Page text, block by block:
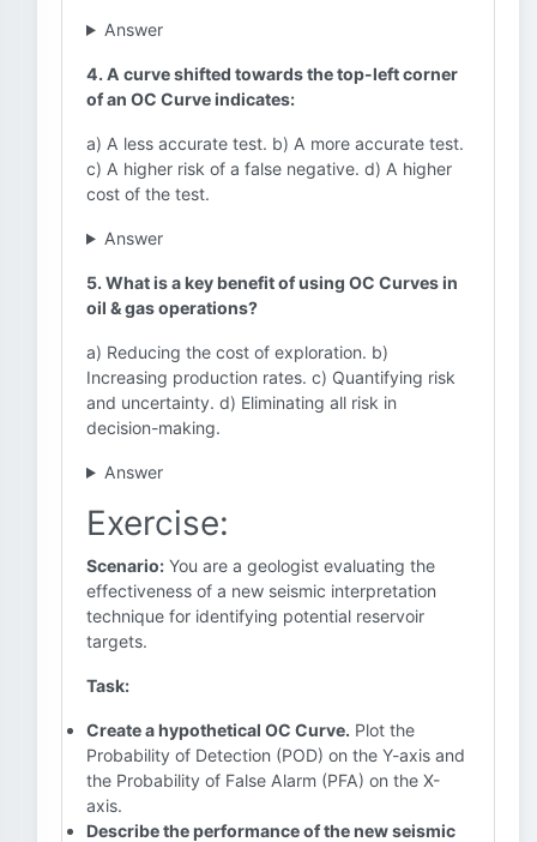
Answer
4. A curve shifted towards the top-left corner
of an OC Curve indicates:
a) A less accurate test. b) A more accurate test.
c) A higher risk of a false negative. d) A higher
cost of the test.
Answer
5. What is a key benefit of using OC Curves in
oil & gas operations?
a) Reducing the cost of exploration. b)
Increasing production rates. c) Quantifying risk
and uncertainty. d) Eliminating all risk in
decision-making.
Answer
Exercise:
Scenario: You are a geologist evaluating the
effectiveness of a new seismic interpretation
technique for identifying potential reservoir
targets.
Task:
Create a hypothetical OC Curve. Plot the
Probability of Detection (POD) on the Y-axis and
the Probability of False Alarm (PFA) on the X-
axis.
Describe the performance of the new seismic